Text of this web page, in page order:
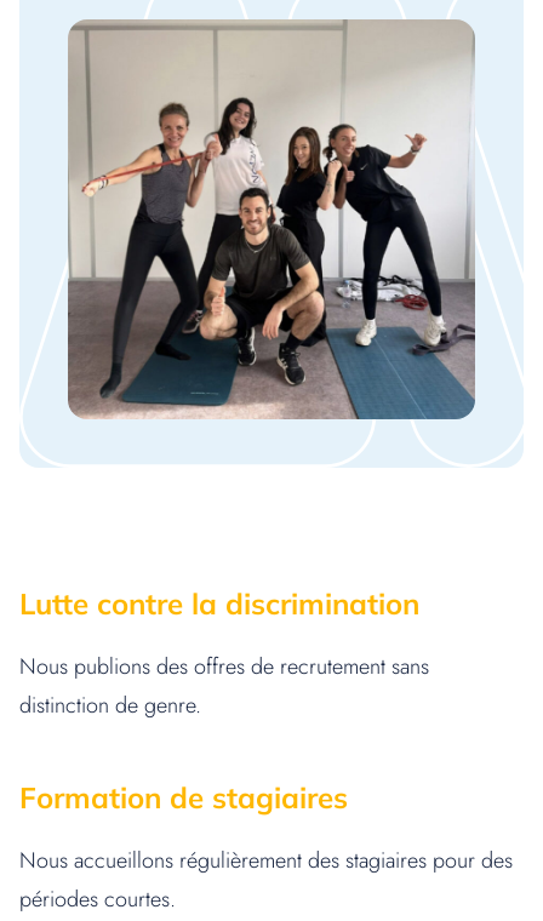
Lutte contre la discrimination
Nous publions des offres de recrutement sans
distinction de genre.
Formation de stagiaires
Nous accueillons régulièrement des stagiaires pour des
périodes courtes.